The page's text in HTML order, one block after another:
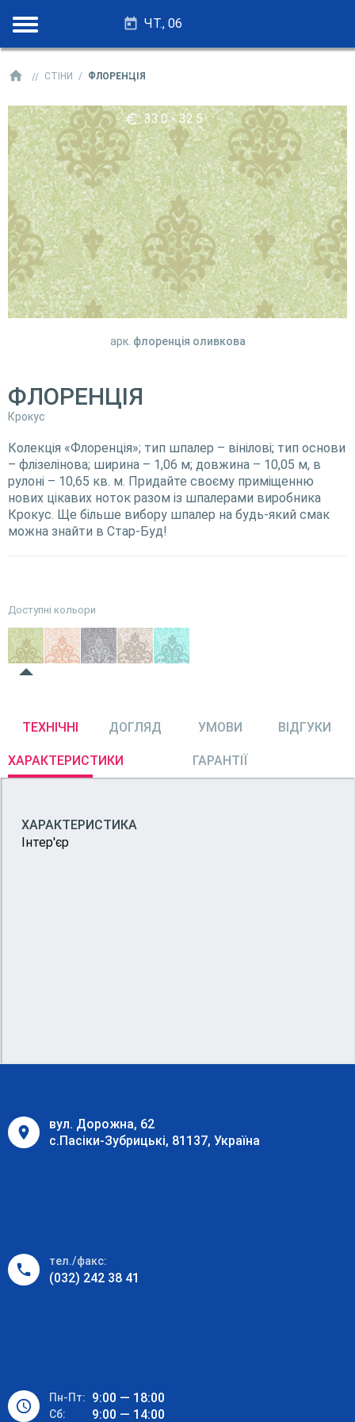
ЧТ., 06
28.25 - 27.75
33.0 - 32.5
СТІНИ ФЛОРЕНЦІЯ
арк. флоренція оливкова
ФЛОРЕНЦІЯ
Крокус
Колекція «Флоренція»; тип шпалер – вінілові; тип основи
– флізелінова; ширина – 1,06 м; довжина – 10,05 м, в
рулоні – 10,65 кв. м. Придайте своєму приміщенню
нових цікавих ноток разом із шпалерами виробника
Крокус. Ще більше вибору шпалер на будь-який смак
можна знайти в Стар-Буд!
Доступні кольори
ТЕХНІЧНІ
ХАРАКТЕРИСТИКИ
ДОГЛЯД УМОВИ
ГАРАНТІЇ
ВІДГУКИ
ХАРАКТЕРИСТИКА
Інтер'єр
вул. Дорожна, 62
с.Пасіки-Зубрицькі, 81137, Україна
тел./факс:
(032) 242 38 41
Пн-Пт: 9:00 — 18:00
Cб: 9:00 — 14:00